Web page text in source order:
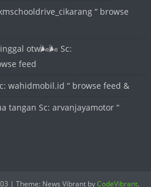
“ browse
otw🌬🌬 Sc:
feed
wahidmobil.id “ browse feed &
tangan Sc: arvanjayamotor “
| Theme: News Vibrant byCodeVibrant.